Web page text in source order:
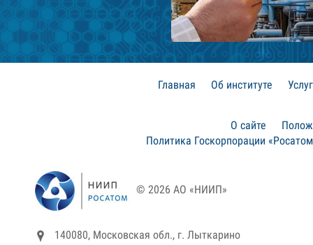
Главная Об институте
О сайте
Политика Госкорпорации
© 2026 АО «НИИП»
140080, Московская обл., г. Лыткарино